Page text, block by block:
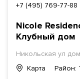
+7 (495) 769-77-88
Nicole
Клубный дом
Никольская ул
Карта
Район: